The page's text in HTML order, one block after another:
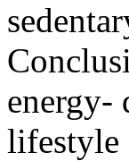
energy-
lifestyle